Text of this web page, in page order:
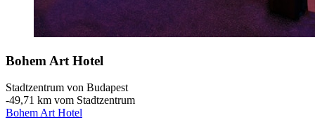
Bohem Art Hotel
Stadtzentrum von Budapest
‐49,71 km vom Stadtzentrum
Bohem Art Hotel